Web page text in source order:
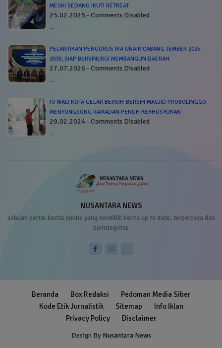
MESKI SEDANG IKUTI RETREAT
25.02.2025 - Comments Disabled
…
PELANTIKAN PENGURUS IKA UNAIR CABANG JEMBER 2025–
2030, SIAP BERSINERGI MEMBANGUN DAERAH
27.07.2026 - Comments Disabled
…
PJ WALI KOTA GELAR BERSIH-BERSIH MASJID PROBOLINGGO
MENYONGSONG RAMADAN PENUH KEKHUSYUKAN
29.02.2024 - Comments Disabled
…
NUSANTARA NEWS
sebuah portal berita online yang memiliki berita up to date, terpercaya dan
berintegritas
Design By Nusantara News
Beranda Box Redaksi
Pedoman Media Siber
Kode Etik Jurnalistik
Sitemap
Info Iklan
Privacy Policy
Disclaimer